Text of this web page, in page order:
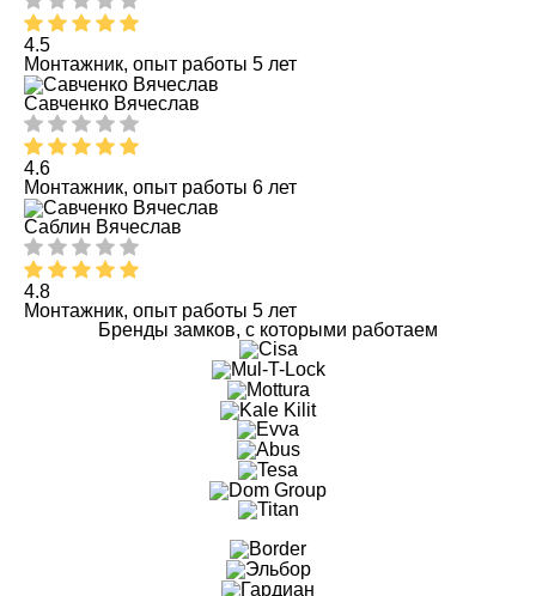
4.5
Монтажник, опыт работы 5 лет
Савченко Вячеслав
4.6
Монтажник, опыт работы 6 лет
Саблин Вячеслав
4.8
Монтажник, опыт работы 5 лет
Бренды замков, с которыми работаем